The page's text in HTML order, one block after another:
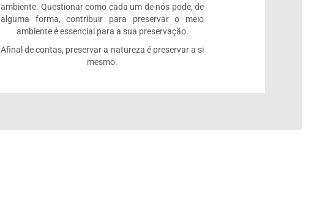
ambiente. Questionar como cada um de nós pode, de
alguma forma, contribuir para preservar o meio
ambiente é essencial para a sua preservação.
Afinal de contas, preservar a natureza é preservar a si
mesmo.